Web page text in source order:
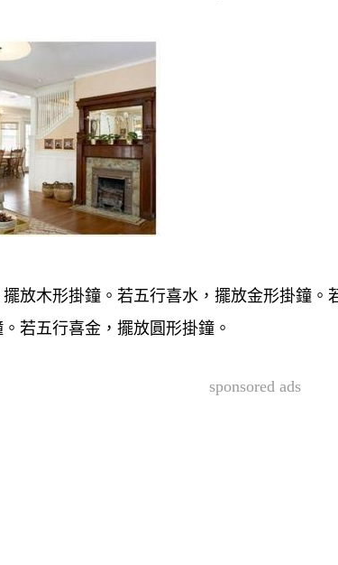
放木形掛鐘。若五行喜水，擺放金形掛鐘。
若五行喜金，擺放圓形掛鐘。
sponsored ads